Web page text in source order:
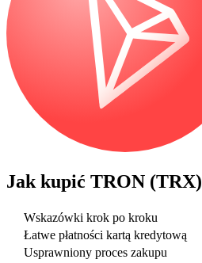
Jak kupić TRON (TRX)
Wskazówki krok po kroku
Łatwe płatności kartą kredytową
Usprawniony proces zakupu